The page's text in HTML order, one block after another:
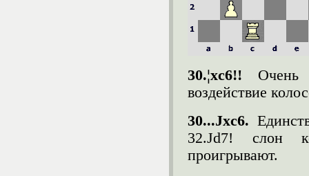
30.¦xc6!!
воздействие
30...Јxc6.
32.Јd7! слон
проигрывают.